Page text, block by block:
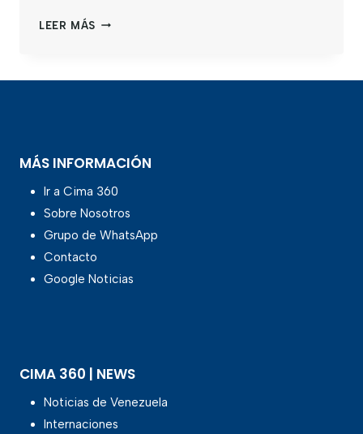
LEER MÁS
MÁS INFORMACIÓN
Ir a Cima 360
Sobre Nosotros
Grupo de WhatsApp
Contacto
Google Noticias
CIMA 360 | NEWS
Noticias de Venezuela
Internaciones